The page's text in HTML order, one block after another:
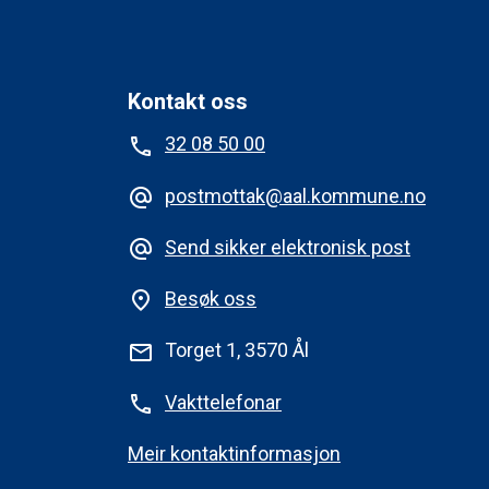
Kontakt oss
phone
32 08 50 00
alternate_email postmottak@aal.kommune.no
alternate_email Send sikker elektronisk post
place Besøk oss
mail Torget 1, 3570 Ål
phone Vakttelefonar
Meir kontaktinformasjon